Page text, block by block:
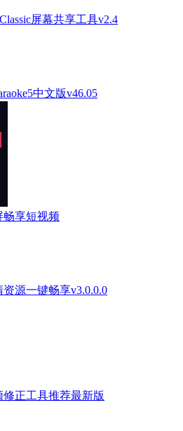
屏幕共享工具v2.4
中文版v46.05
享短视频
源一键畅享v3.0.0.0
修正工具推荐最新版